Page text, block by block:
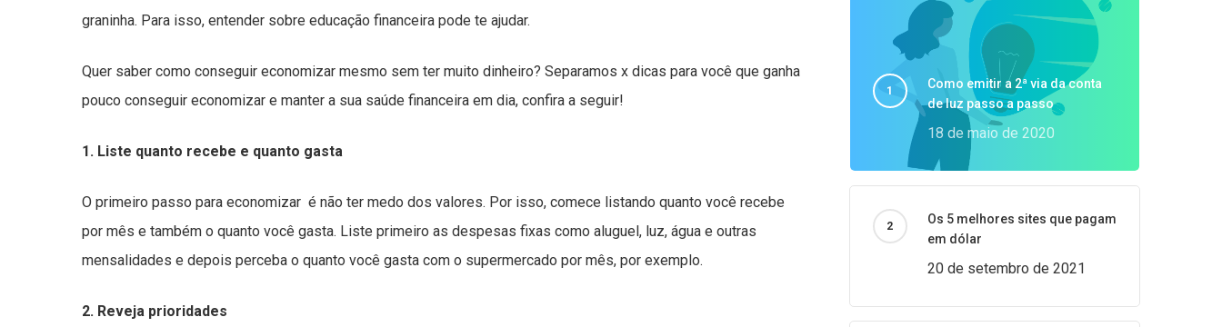
graninha. Para isso, entender sobre educação financeira pode te ajudar.
Quer saber como conseguir economizar mesmo sem ter muito dinheiro? Separamos x dicas para você que ganha
pouco conseguir economizar e manter a sua saúde financeira em dia, confira a seguir!
1. Liste quanto recebe e quanto gasta
O primeiro passo para economizar é não ter medo dos valores. Por isso, comece listando quanto você recebe
por mês e também o quanto você gasta. Liste primeiro as despesas fixas como aluguel, luz, água e outras
mensalidades e depois perceba o quanto você gasta com o supermercado por mês, por exemplo.
2. Reveja prioridades
Como emitir a 2ª via da conta
de luz passo a passo
18 de maio de 2020
Os 5 melhores sites que pagam
em dólar
20 de setembro de 2021